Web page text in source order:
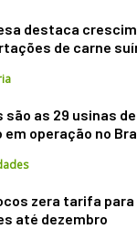
destaca
de carne
são as 29 usinas
em operação no
zera tarifa para
até dezembro